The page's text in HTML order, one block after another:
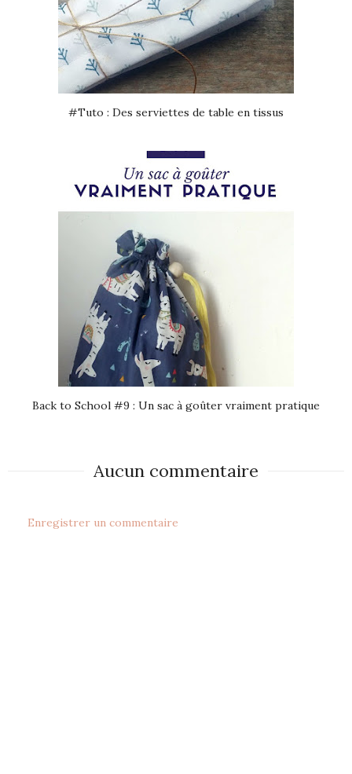
#Tuto : Des serviettes de table en tissus
Back to School #9 : Un sac à goûter vraiment pratique
Aucun commentaire
Enregistrer un commentaire